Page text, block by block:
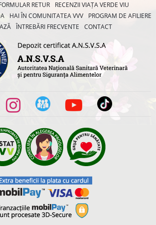
RETUR
RECENZII VIAȚA VERDE VIU
HAI ÎN COMUNITATEA VVV
PROGRAM DE AFILIERE
ÎNTREBĂRI FRECVENTE CONTACT